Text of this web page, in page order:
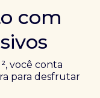
com
você conta
para desfrutar